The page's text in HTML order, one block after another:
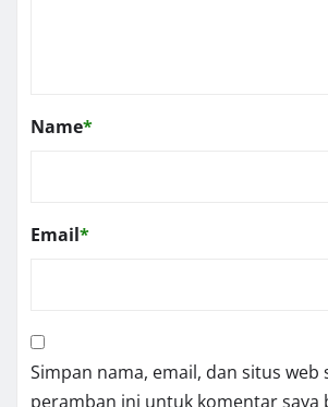
Name*
Email*
Simpan nama, email, dan situs web
peramban ini untuk komentar saya